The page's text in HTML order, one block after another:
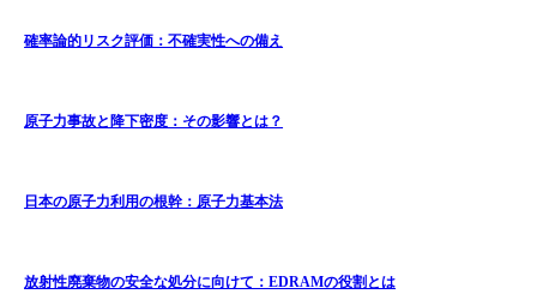
確率論的リスク評価：不確実性への備え
原子力事故と降下密度：その影響とは？
日本の原子力利用の根幹：原子力基本法
放射性廃棄物の安全な処分に向けて：EDRAMの役割とは